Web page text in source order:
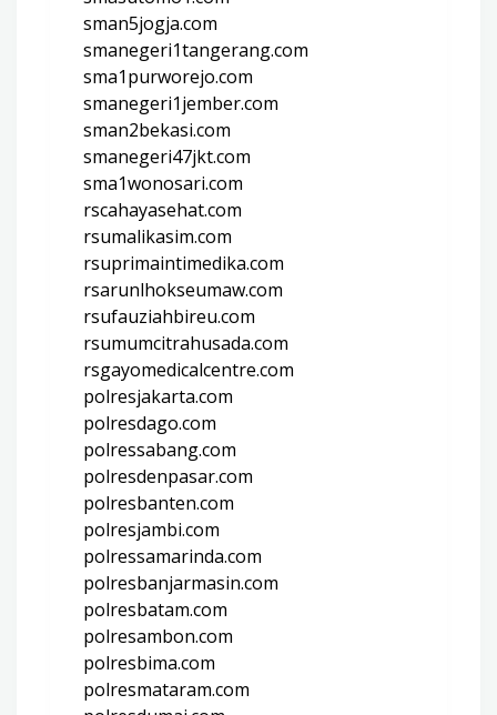
sman5jogja.com
smanegeri1tangerang.com
sma1purworejo.com
smanegeri1jember.com
sman2bekasi.com
smanegeri47jkt.com
sma1wonosari.com
rscahayasehat.com
rsumalikasim.com
rsuprimaintimedika.com
rsarunlhokseumaw.com
rsufauziahbireu.com
rsumumcitrahusada.com
rsgayomedicalcentre.com
polresjakarta.com
polresdago.com
polressabang.com
polresdenpasar.com
polresbanten.com
polresjambi.com
polressamarinda.com
polresbanjarmasin.com
polresbatam.com
polresambon.com
polresbima.com
polresmataram.com